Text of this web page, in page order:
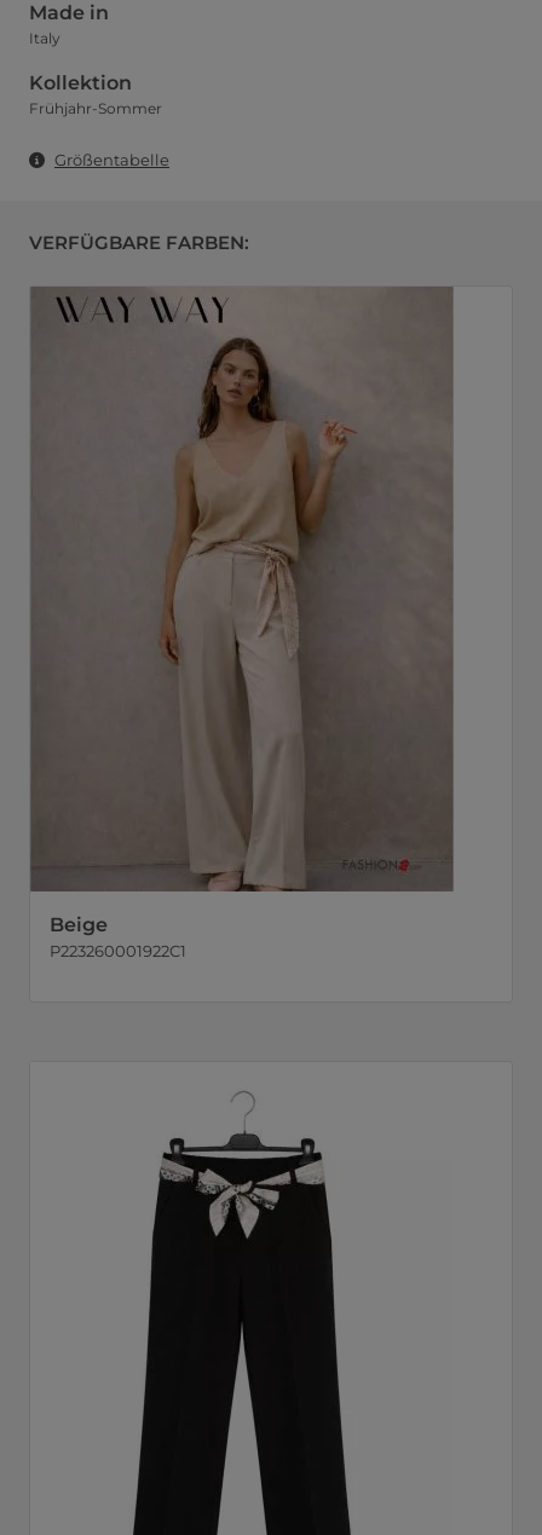
Made in
Italy
Kollektion
Frühjahr-Sommer
Größentabelle
VERFÜGBARE FARBEN:
Beige
P223260001922C1